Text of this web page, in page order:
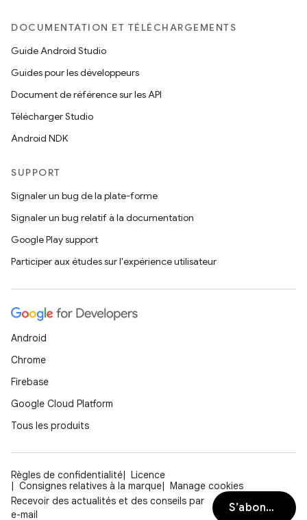
DOCUMENTATION ET TÉLÉCHARGEMENTS
Guide Android Studio
Guides pour les développeurs
Document de référence sur les API
Télécharger Studio
Android NDK
SUPPORT
Signaler un bug de la plate-forme
Signaler un bug relatif à la documentation
Google Play support
Participer aux études sur l'expérience utilisateur
Android
Chrome
Firebase
Google Cloud Platform
Tous les produits
Règles de confidentialité
Licence
Consignes relatives à la marque
Manage cookies
Recevoir des actualités et des conseils par
e-mail
S’abonner